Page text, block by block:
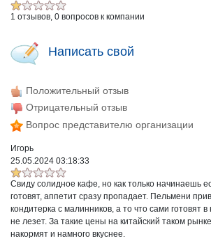
1 отзывов, 0 вопросов к компании
Написать свой
Положительный отзыв
Отрицательный отзыв
Вопрос представителю организации
Игорь
25.05.2024 03:18:33
Свиду солидное кафе, но как только начинаешь
готовят, аппетит сразу пропадает. Пельмени
кондитерка с малинников, а то что сами готовят в
не лезет. За такие цены на китайский таком
накормят и намного вкуснее.